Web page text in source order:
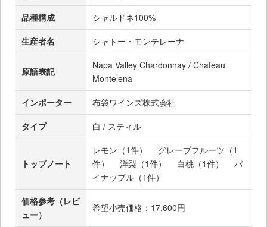
品種構成
シャルドネ100%
生産者名
シャトー・モンテレーナ
原語表記
Napa Valley Chardonnay / Chateau
Montelena
インポーター
布袋ワインズ株式会社
タイプ
白 / スティル
トップノート
レモン（1件）
グレープフルーツ（1
件）
洋梨（1件） 白桃（1件）
パ
イナップル（1件）
価格参考（レビ
ュー）
希望小売価格：17,600円